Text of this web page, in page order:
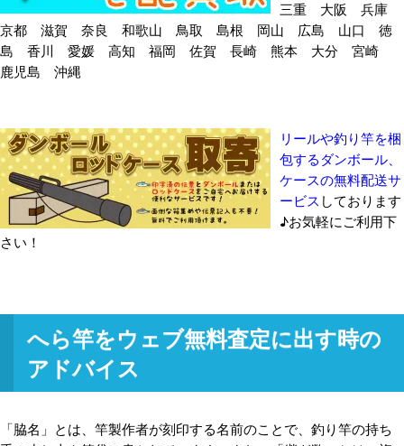
三重 大阪 兵庫
京都 滋賀 奈良 和歌山 鳥取 島根 岡山 広島 山口 徳
島 香川 愛媛 高知 福岡 佐賀 長崎 熊本 大分 宮崎
鹿児島 沖縄
リールや釣り竿を梱
包するダンボール、
ケースの無料配送サ
ービス しております
♪お気軽にご利用下
さい！
へら竿をウェブ無料査定に出す時の
アドバイス
「脇名」とは、竿製作者が刻印する名前のことで、釣り竿の持ち